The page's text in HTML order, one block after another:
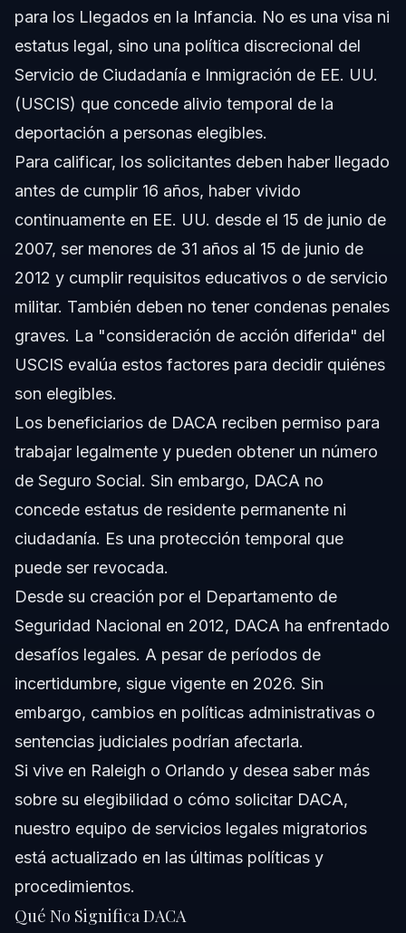
para los Llegados en la Infancia. No es una visa ni
estatus legal, sino una política discrecional del
Servicio de Ciudadanía e Inmigración de EE. UU.
(USCIS) que concede alivio temporal de la
deportación a personas elegibles.
Para calificar, los solicitantes deben haber llegado
antes de cumplir 16 años, haber vivido
continuamente en EE. UU. desde el 15 de junio de
2007, ser menores de 31 años al 15 de junio de
2012 y cumplir requisitos educativos o de servicio
militar. También deben no tener condenas penales
graves. La "consideración de acción diferida" del
USCIS evalúa estos factores para decidir quiénes
son elegibles.
Los beneficiarios de DACA reciben permiso para
trabajar legalmente y pueden obtener un número
de Seguro Social. Sin embargo, DACA no
concede estatus de residente permanente ni
ciudadanía. Es una protección temporal que
puede ser revocada.
Desde su creación por el Departamento de
Seguridad Nacional en 2012, DACA ha enfrentado
desafíos legales. A pesar de períodos de
incertidumbre, sigue vigente en 2026. Sin
embargo, cambios en políticas administrativas o
sentencias judiciales podrían afectarla.
Si vive en Raleigh o Orlando y desea saber más
sobre su elegibilidad o cómo solicitar DACA,
nuestro equipo de servicios legales migratorios
está actualizado en las últimas políticas y
procedimientos.
Qué No Significa DACA